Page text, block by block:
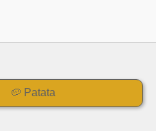
🥔 Patata